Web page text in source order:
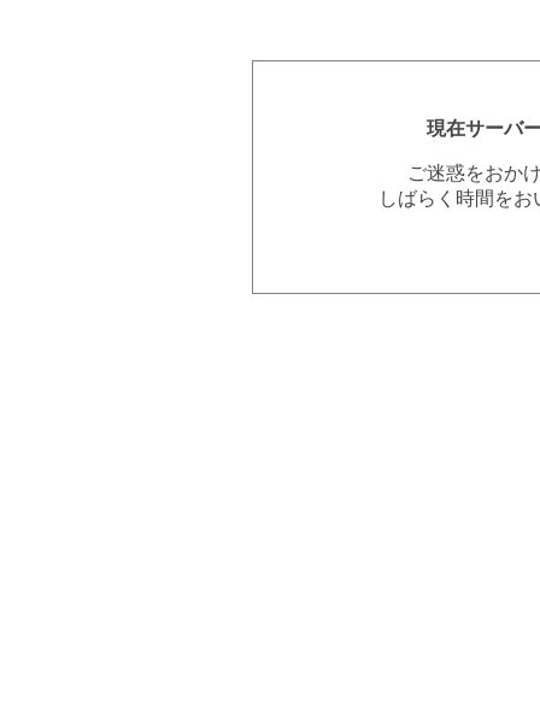
現在サーバ
ご迷惑をおか
しばらく時間を